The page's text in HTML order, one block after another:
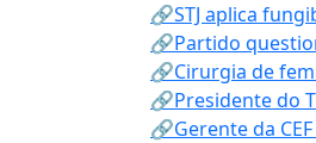
🔗STJ aplica
🔗Partido
🔗Cirurgia de
🔗Presidente do
🔗Gerente da